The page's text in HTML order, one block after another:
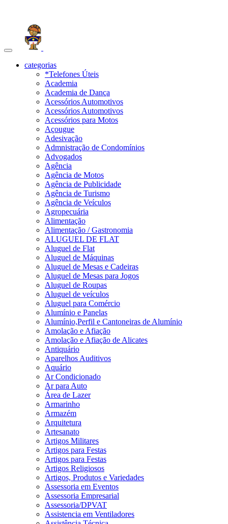
Toggle
navigationcategorias
*Telefones Úteis
Academia
Academia de Dança
Acessórios Automotivos
Acessórios Automotivos
Acessórios para Motos
Açougue
Adesivação
Admnistração de Condomínios
Advogados
Agência
Agência de Motos
Agência de Publicidade
Agência de Turismo
Agência de Veículos
Agropecuária
Alimentação
Alimentação / Gastronomia
ALUGUEL DE FLAT
Aluguel de Flat
Aluguel de Máquinas
Aluguel de Mesas e Cadeiras
Aluguel de Mesas para Jogos
Aluguel de Roupas
Aluguel de veículos
Aluguel para Comércio
Alumínio e Panelas
Alumínio,Perfil e Cantoneiras de Alumínio
Amolação e Afiação
Amolação e Afiação de Alicates
Antiquário
Aparelhos Auditivos
Aquário
Ar Condicionado
Ar para Auto
Área de Lazer
Armarinho
Armazém
Arquitetura
Artesanato
Artigos Militares
Artigos para Festas
Artigos para Festas
Artigos Religiosos
Artigos, Produtos e Variedades
Assessoria em Eventos
Assessoria Empresarial
Assessoria/DPVAT
Assistencia em Ventiladores